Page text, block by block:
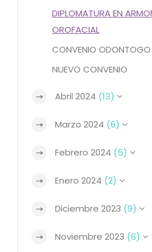
DIPLOMATURA EN
OROFACIAL
CONVENIO ODONTOGO
NUEVO CONVENIO
Abril 2024 (13)
Marzo 2024 (6)
Febrero 2024 (5)
Enero 2024 (2)
Diciembre 2023 (9)
Noviembre 2023 (6)